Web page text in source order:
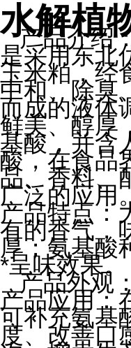
水解植
产品介绍
是采用东北
玉米粕，经
中和、除臭
而成的液体
鲜美、醇厚
基酸，并含
酸，在食品
品、香料、
广泛的应用
产品特点：
有的香气，
厚；氨基酸
*呈味效果。
产品外观
产品应用：
可补充氨基
度、改善口